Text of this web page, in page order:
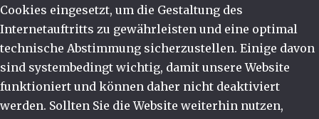
Cookies eingesetzt, um die Gestaltung des
Internetauftritts zu gewährleisten und eine optimal
technische Abstimmung sicherzustellen. Einige davon
sind systembedingt wichtig, damit unsere Website
funktioniert und können daher nicht deaktiviert
werden. Sollten Sie die Website weiterhin nutzen,